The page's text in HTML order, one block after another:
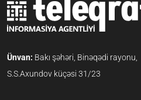
Ünvan: Bakı şəhəri, Binəqədi rayonu,
S.S.Axundov küçəsi 31/23